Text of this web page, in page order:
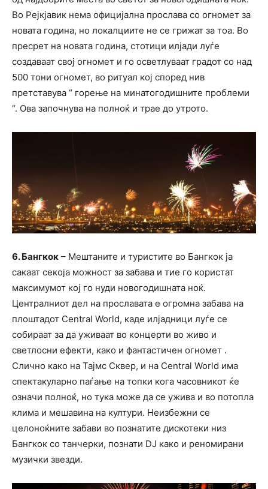
Во Рејкјавик нема официјална прослава со огномет за
новата година, но локалциите не се грижат за тоа. Во
пресрет на новата година, стотици илјади луѓе
создаваат свој огномет и го осветлуваат градот со над
500 тони огномет, во ритуал кој според нив
претставува “ горење на минатогодишните проблеми
“. Ова започнува на полноќ и трае до утрото.
6. Бангкок – Мештаните и туристите во Бангкок ја
сакаат секоја можност за забава и тие го користат
максимумот кој го нуди новогодишната ноќ.
Централниот дел на прославата е огромна забава на
плоштадот Central World, каде илјадници луѓе се
собираат за да уживаат во концерти во живо и
светлосни ефекти, како и фантастичен огномет .
Слично како на Тајмс Сквер, и на Central World има
спектакуларно паѓање на топки кога часовникот ќе
означи полноќ, но тука може да се ужива и во потопла
клима и мешавина на култури. Неизбежни се
целоноќните забави во познатите дискотеки низ
Бангкок со танчерки, познати DJ како и реномирани
музички звезди.